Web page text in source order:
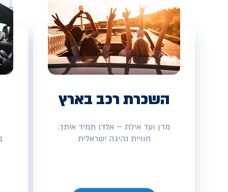
השכרת רכב בארץ
מדן ועד אילת – אלדן תמיד איתך.
חוויית נהיגה ישראלית